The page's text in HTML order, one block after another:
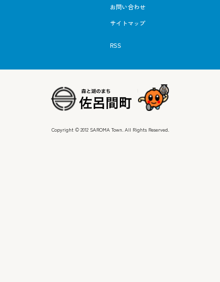
お問い合わせ
サイトマップ
RSS
Copyright © 2012 SAROMA Town. All Rights Reserved.